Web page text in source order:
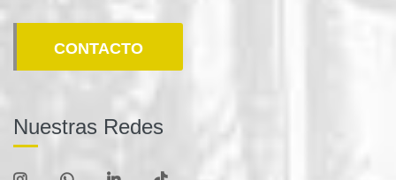
CONTACTO
Nuestras Redes